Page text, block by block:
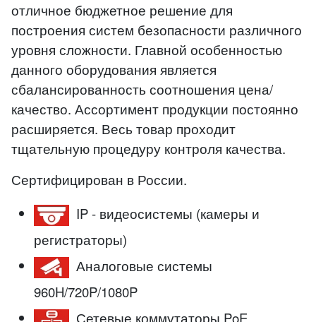
отличное бюджетное решение для
построения систем безопасности различного
уровня сложности. Главной особенностью
данного оборудования является
сбалансированность соотношения цена/
качество. Ассортимент продукции постоянно
расширяется. Весь товар проходит
тщательную процедуру контроля качества.
Сертифицирован в России.
IP - видеосистемы (камеры и
регистраторы)
Аналоговые системы
960H/720P/1080P
Сетевые коммутаторы PoE